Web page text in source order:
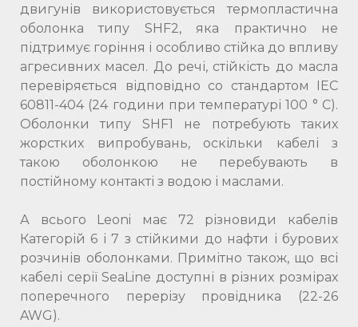
двигунів використовується термопластична
оболонка типу SHF2, яка практично не
підтримує горіння і особливо стійка до впливу
агресивних масел. До речі, стійкість до масла
перевіряється відповідно со стандартом IEC
60811-404 (24 години при температурі 100 ° С).
Оболонки типу SHF1 не потребують таких
жорстких випробувань, оскільки кабелі з
такою оболонкою не перебувають в
постійному контакті з водою і маслами.
А всього Leoni має 72 різновиди кабелів
Категорій 6 і 7 з стійкими до нафти і бурових
розчинів оболонками. Примітно також, що всі
кабелі серії SeaLine доступні в різних розмірах
поперечного перерізу провідника (22-26
AWG).